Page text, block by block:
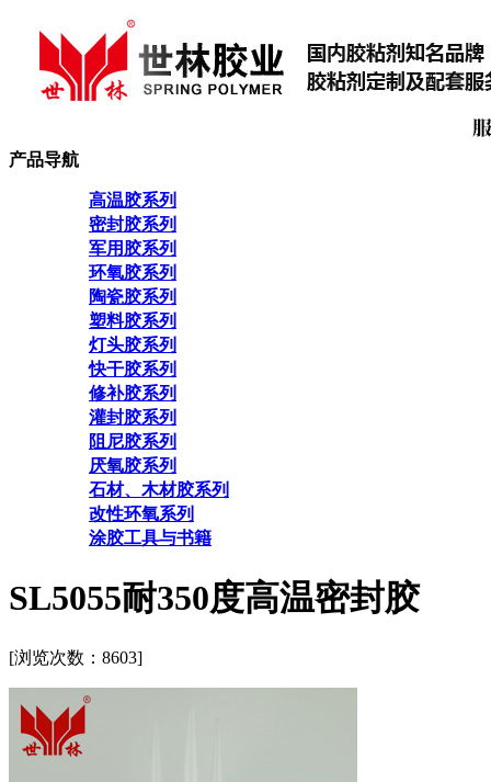
产品导航
高温胶系列
密封胶系列
军用胶系列
环氧胶系列
陶瓷胶系列
塑料胶系列
灯头胶系列
快干胶系列
修补胶系列
灌封胶系列
阻尼胶系列
厌氧胶系列
石材、木材胶系列
改性环氧系列
涂胶工具与书籍
SL5055耐350度高温密封胶
[浏览次数： 8603]